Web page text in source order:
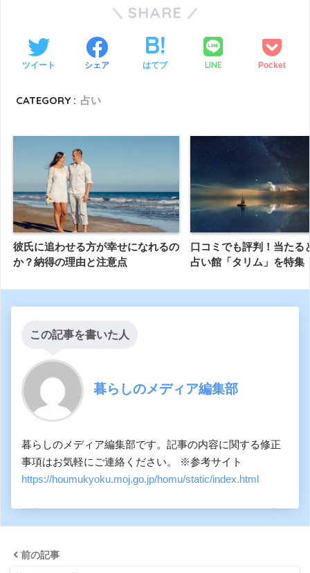
SHARE
ツイート シェア はてブ LINE Pocket
CATEGORY : 占い
彼氏に追わせる方が幸せになれるの
か？納得の理由と注意点
口コミでも評判！当たる
占い館「タリム」を特集
この記事を書いた人
暮らしのメディア編集部
暮らしのメディア編集部です。記事の内容に関する修正
事項はお気軽にご連絡ください。 ※参考サイト
https://houmukyoku.moj.go.jp/homu/static/index.html
前の記事